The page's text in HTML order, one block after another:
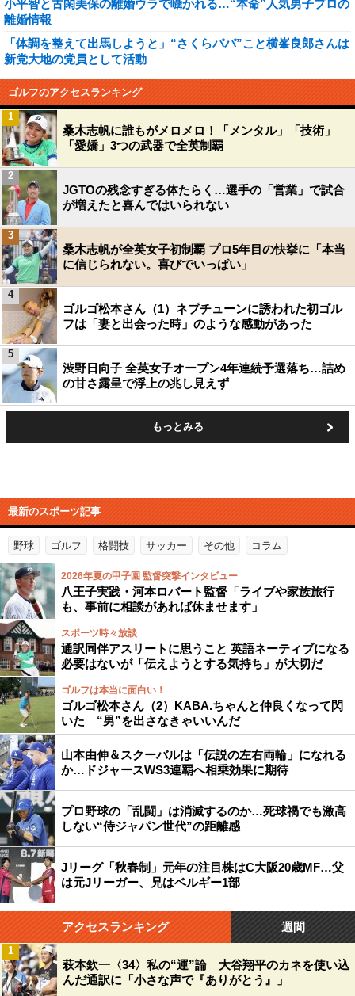
小平智と古閑美保の離婚ウラで囁かれる…“本命”人気男子プロの
離婚情報
「体調を整えて出馬しようと」“さくらパパ”こと横峯良郎さんは
新党大地の党員として活動
ゴルフのアクセスランキング
桑木志帆に誰もがメロメロ！「メンタル」「技術」
「愛嬌」3つの武器で全英制覇
1
JGTOの残念すぎる体たらく…選手の「営業」で試合
が増えたと喜んではいられない
2
桑木志帆が全英女子初制覇 プロ5年目の快挙に「本当
に信じられない。喜びでいっぱい」
3
ゴルゴ松本さん（1）ネプチューンに誘われた初ゴル
フは「妻と出会った時」のような感動があった
4
渋野日向子 全英女子オープン4年連続予選落ち…詰め
の甘さ露呈で浮上の兆し見えず
5
もっとみる
最新のスポーツ記事
野球 ゴルフ 格闘技 サッカー その他 コラム
2026年夏の甲子園 監督突撃インタビュー
八王子実践・河本ロバート監督「ライブや家族旅行
も、事前に相談があれば休ませます」
スポーツ時々放談
通訳同伴アスリートに思うこと 英語ネーティブになる
必要はないが「伝えようとする気持ち」が大切だ
ゴルフは本当に面白い！
ゴルゴ松本さん（2）KABA.ちゃんと仲良くなって閃
いた “男”を出さなきゃいいんだ
山本由伸＆スクーバルは「伝説の左右両輪」になれる
か…ドジャースWS3連覇へ相乗効果に期待
プロ野球の「乱闘」は消滅するのか…死球禍でも激高
しない“侍ジャパン世代”の距離感
Jリーグ「秋春制」元年の注目株はC大阪20歳MF…父
は元Jリーガー、兄はベルギー1部
アクセスランキング 週間
萩本欽一〈34〉私の“運”論 大谷翔平のカネを使い込
んだ通訳に「小さな声で『ありがとう』」
1